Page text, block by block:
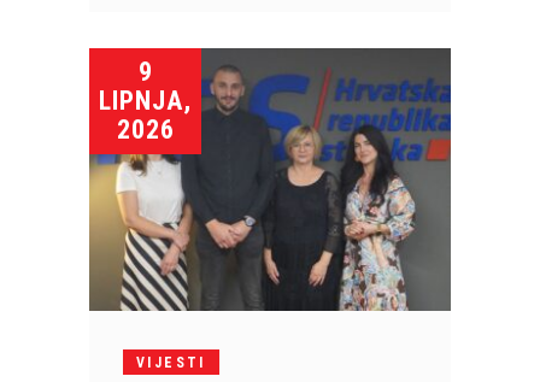
9
LIPNJA,
2026
VIJESTI